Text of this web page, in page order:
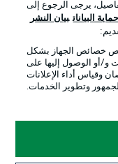
يرجى الرجوع إلى
البيانات بيان النشر
فحص خصائص الجهاز بشكل
و/أو الوصول إليها على
وقياس أداء الإعلانات
وتطوير الخدمات.